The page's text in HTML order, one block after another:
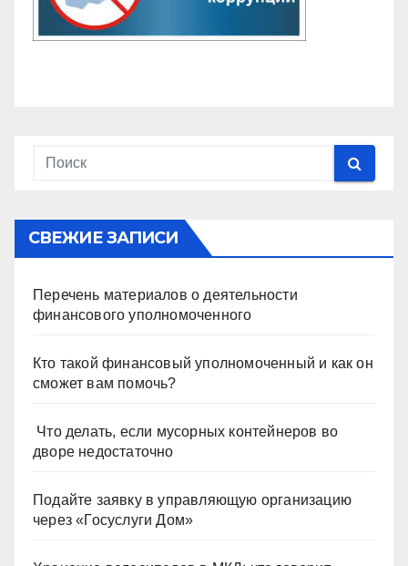
СВЕЖИЕ ЗАПИСИ
Перечень материалов о деятельности
финансового уполномоченного
Кто такой финансовый уполномоченный и как он
сможет вам помочь?
Что делать, если мусорных контейнеров во
дворе недостаточно
Подайте заявку в управляющую организацию
через «Госуслуги Дом»